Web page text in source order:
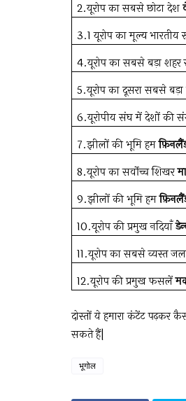
2.यूरोप का सबसे छोटा देश
3.1 यूरोप का मूल्य
4.यूरोप का सबसे बड़ा शहर
5.यूरोप का दूसरा सबसे
6.यूरोपीय संघ में देशों की
7.झीलों की भूमि हम
8.यूरोप का सर्वोच्च शिखर
9.झीलों की भूमि हम
10.यूरोप की प्रमुख नदियाँ
11.यूरोप का सबसे व्यस्त
12.यूरोप की प्रमुख फसलें
दोस्तों ये हमारा कंटेंट पढ़कर
सकते हैं|
भूगोल